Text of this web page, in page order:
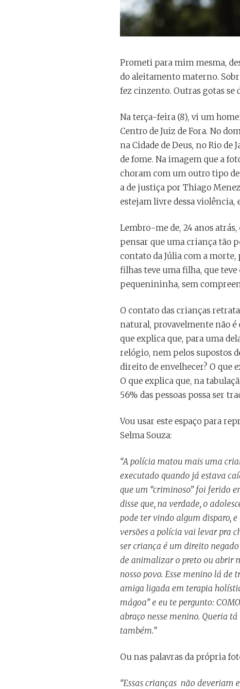
Prometi para mim mesma,
do aleitamento materno.
fez cinzento. Outras gotas
Na terça-feira (8), vi um
Centro de Juiz de Fora. No
na Cidade de Deus, no Rio
de fome. Na imagem que a
choram com um outro tipo
a de justiça por Thiago
estejam livre dessa violência,
Lembro-me de, 24 anos
pensar que uma criança tão
contato da Júlia com a morte,
filhas teve uma filha, que
pequenininha, sem
O contato das crianças
natural, provavelmente não
que explica que, para uma
relógio, nem pelos supostos
direito de envelhecer? O que
O que explica que, na
56% das pessoas possa ser
Vou usar este espaço para
Selma Souza:
“A polícia matou mais uma
executado quando já estava
que um “criminoso” foi ferido
disse que, na verdade, o
pode ter vindo algum disparo,
versões a polícia vai levar pra
ser criança é um direito
de animalizar o preto ou abrir
nosso povo. Esse menino lá
amiga ligada em terapia
mágoa” e eu te pergunto:
abraço nesse menino. Queria
também.”
Ou nas palavras da própria
“Essas crianças não deveriam